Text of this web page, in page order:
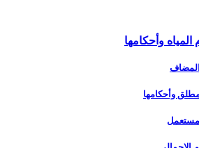
وأحكامها
وأحكامها